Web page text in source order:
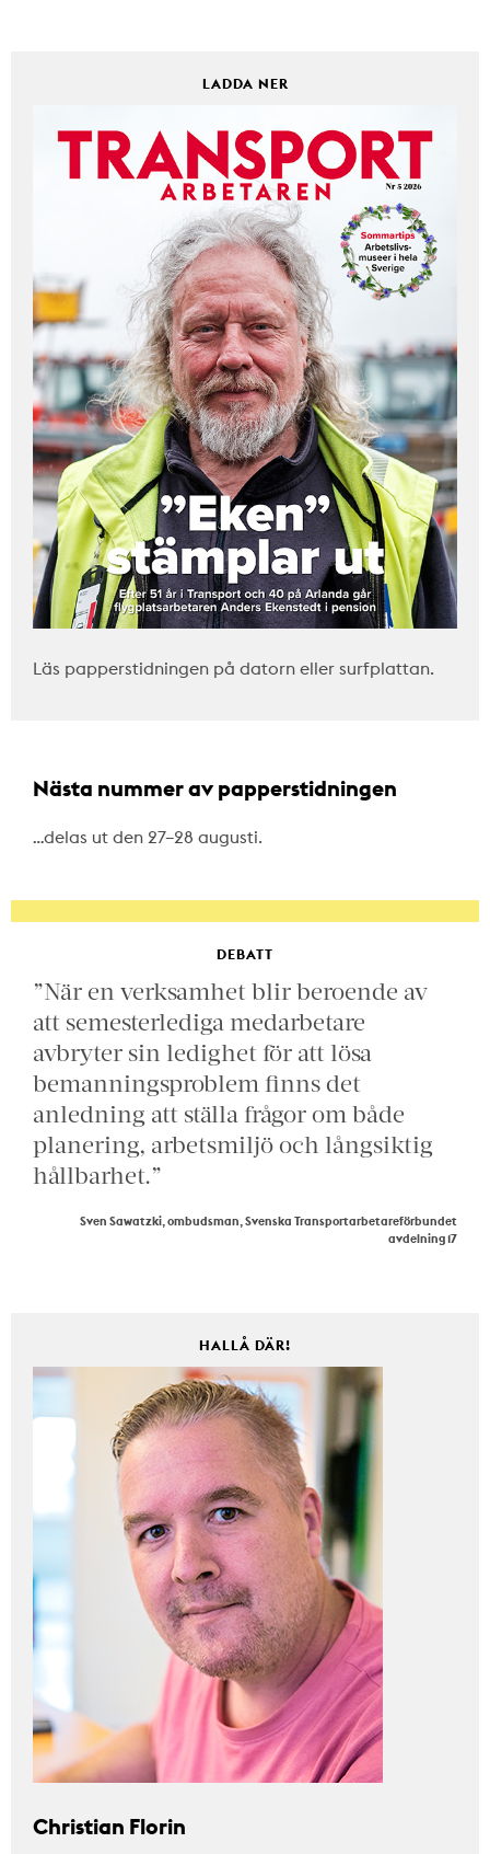
LADDA NER
Läs papperstidningen på datorn eller surfplattan.
Nästa nummer av papperstidningen
…delas ut den 27–28 augusti.
DEBATT
”När en verksamhet blir beroende av
att semesterlediga medarbetare
avbryter sin ledighet för att lösa
bemanningsproblem finns det
anledning att ställa frågor om både
planering, arbetsmiljö och långsiktig
hållbarhet.”
Sven Sawatzki, ombudsman, Svenska Transportarbetareförbundet
avdelning 17
HALLÅ DÄR!
Christian Florin